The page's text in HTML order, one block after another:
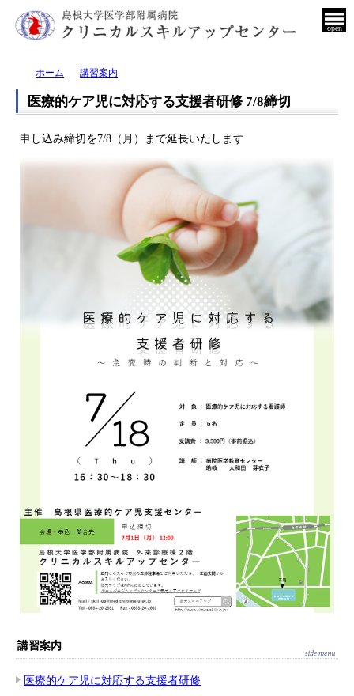
open
ホーム 講習案内
医療的ケア児に対応する支援者研修 7/8締切
申し込み締切を7/8（月）まで延長いたします
講習案内
医療的ケア児に対応する支援者研修